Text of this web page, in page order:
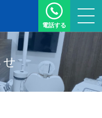
電話する
せ